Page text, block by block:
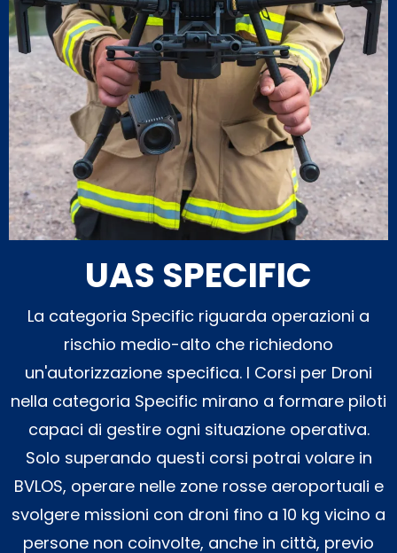
UAS SPECIFIC
La categoria Specific riguarda operazioni a
rischio medio-alto che richiedono
un'autorizzazione specifica. I Corsi per Droni
nella categoria Specific mirano a formare piloti
capaci di gestire ogni situazione operativa.
Solo superando questi corsi potrai volare in
BVLOS, operare nelle zone rosse aeroportuali e
svolgere missioni con droni fino a 10 kg vicino a
persone non coinvolte, anche in città, previo